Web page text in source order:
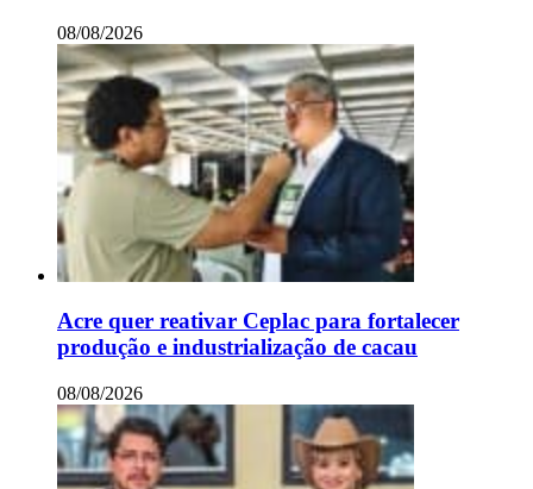
08/08/2026
Acre quer reativar Ceplac para fortalecer
produção e industrialização de cacau
08/08/2026